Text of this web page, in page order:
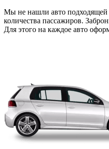
Мы не нашли авто подходящей
количества пассажиров.
Для этого на каждое авто